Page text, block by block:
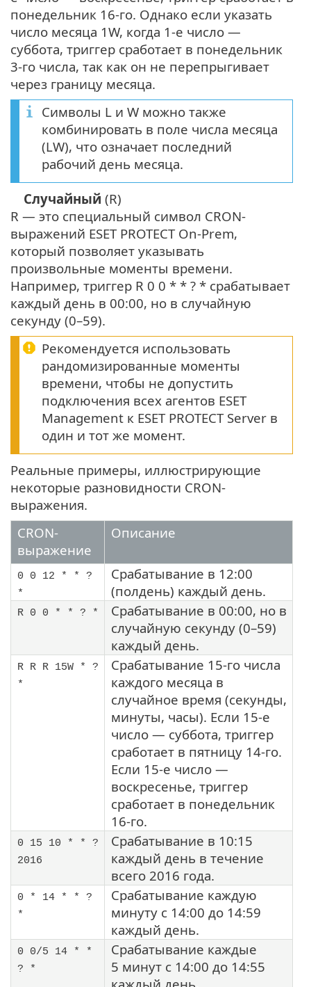
понедельник 16-го. Однако если указать
число месяца 1W, когда 1-е число —
суббота, триггер сработает в понедельник
3-го числа, так как он не перепрыгивает
через границу месяца.
Символы L и W можно также
комбинировать в поле числа месяца
(LW), что означает последний
рабочий день месяца.
Случайный (R)
R — это специальный символ CRON-
выражений ESET PROTECT On-Prem,
который позволяет указывать
произвольные моменты времени.
Например, триггер R 0 0 * * ? * срабатывает
каждый день в 00:00, но в случайную
секунду (0–59).
Рекомендуется использовать
рандомизированные моменты
времени, чтобы не допустить
подключения всех агентов ESET
Management к ESET PROTECT Server в
один и тот же момент.
Реальные примеры, иллюстрирующие
некоторые разновидности CRON-
выражения.
CRON-
выражение
Описание
0 0 12 * * ?
*
Срабатывание в 12:00
(полдень) каждый день.
R 0 0 * * ? *
Срабатывание в 00:00, но в
случайную секунду (0–59)
каждый день.
R R R 15W * ?
*
Срабатывание 15-го числа
каждого месяца в
случайное время (секунды,
минуты, часы). Если 15-е
число — суббота, триггер
сработает в пятницу 14-го.
Если 15-е число —
воскресенье, триггер
сработает в понедельник
16-го.
0 15 10 * * ?
2016
Срабатывание в 10:15
каждый день в течение
всего 2016 года.
0 * 14 * * ?
*
Срабатывание каждую
минуту с 14:00 до 14:59
каждый день.
0 0/5 14 * *
? *
Срабатывание каждые
5 минут с 14:00 до 14:55